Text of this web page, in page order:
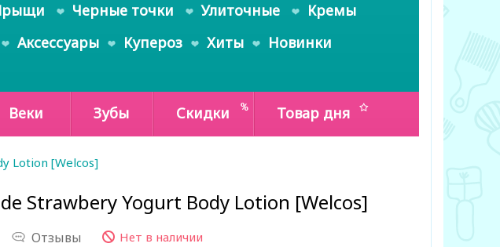
Черные точки Улиточные
Кремы
Аксессуары Купероз Хиты
Новинки
Веки Зубы Скидки Товар дня
Lotion [Welcos]
Strawbery Yogurt Body Lotion [Welcos]
Отзывы Нет в наличии